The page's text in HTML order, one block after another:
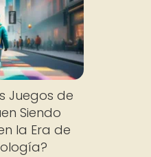
Juegos de
Siendo
la Era de